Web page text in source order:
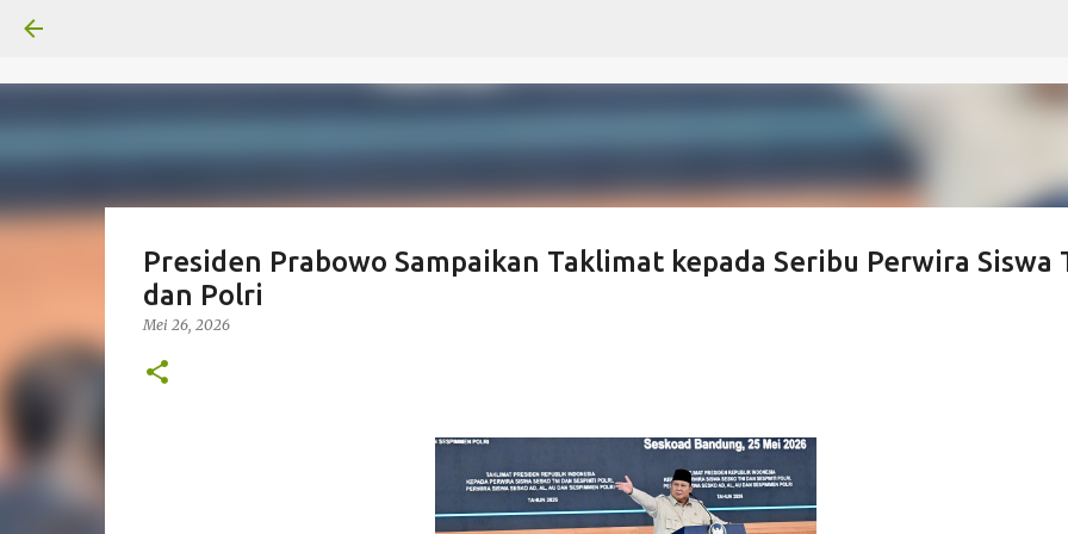
Presiden Prabowo Sampaikan Taklimat kepada Seribu Perwira Siswa
dan Polri
Mei 26, 2026